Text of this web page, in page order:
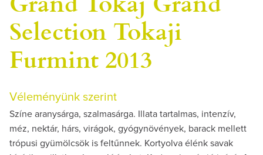
Selection Tokaji
Furmint 2013
Véleményünk szerint
Színe aranysárga, szalmasárga. Illata tartalmas, intenzív,
méz, nektár, hárs, virágok, gyógynövények, barack mellett
trópusi gyümölcsök is feltűnnek. Kortyolva élénk savak